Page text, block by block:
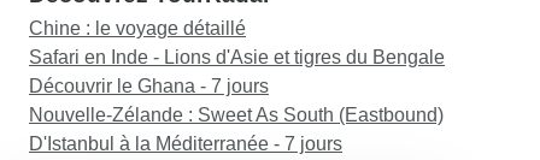
Chine : le voyage détaillé
Safari en Inde - Lions d'Asie et tigres du Bengale
Découvrir le Ghana - 7 jours
Nouvelle-Zélande : Sweet As South (Eastbound)
D'Istanbul à la Méditerranée - 7 jours